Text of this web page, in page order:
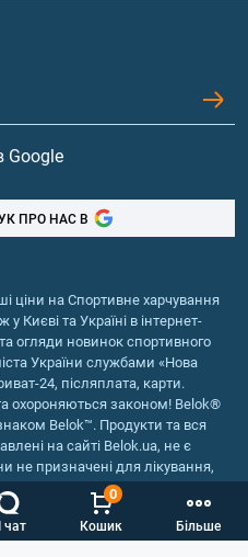
чат Кошик
0
Більше
Google
ПРО НАС В
ціни на Спортивне харчування
Києві та Україні в інтернет-
огляди новинок спортивного
України службами «Нова
24, післяплата, карти.
охороняються законом! Belok®
Belok™. Продукти та вся
на сайті Belok.ua, не є
не призначені для лікування,
хворобам.
магазин спортивного